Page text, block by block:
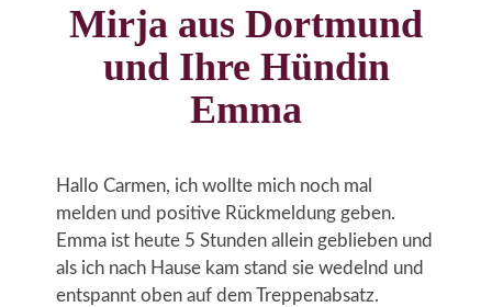
Mirja aus Dortmund
und Ihre Hündin
Emma
Hallo Carmen, ich wollte mich noch mal
melden und positive Rückmeldung geben.
Emma ist heute 5 Stunden allein geblieben und
als ich nach Hause kam stand sie wedelnd und
entspannt oben auf dem Treppenabsatz.